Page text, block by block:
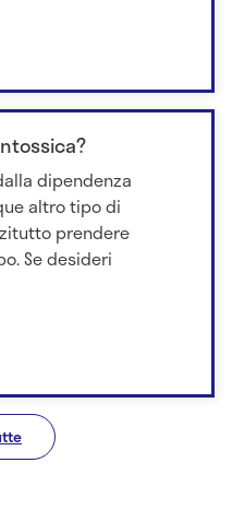
dipendenza
altro tipo di
prendere
Se desideri